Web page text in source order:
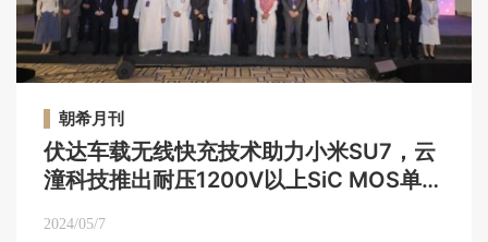
朝希月刊
伏达车载无线快充技术助力小米SU7，云
潼科技推出耐压1200V以上SiC MOS单管
2024/05/7